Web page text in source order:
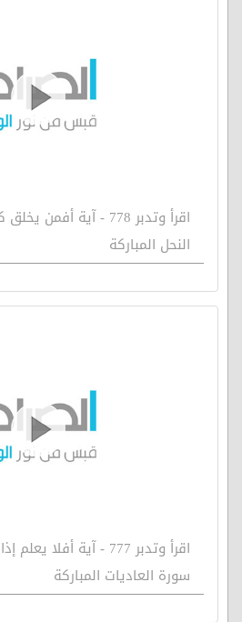
اقرأ وتدبر 778 - آية
النحل المباركة
اقرأ وتدبر 777 - آية
سورة العاديات المباركة